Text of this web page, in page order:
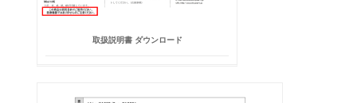
取扱説明書 ダウンロード